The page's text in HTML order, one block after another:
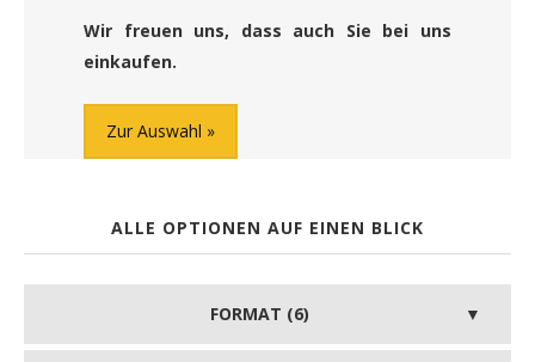
Wir freuen uns, dass auch Sie bei uns
einkaufen.
Zur Auswahl
ALLE OPTIONEN AUF EINEN BLICK
FORMAT (6)